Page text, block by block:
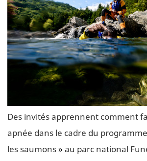
Des invités apprennent comment
apnée dans le cadre du programme
les saumons» au parc national